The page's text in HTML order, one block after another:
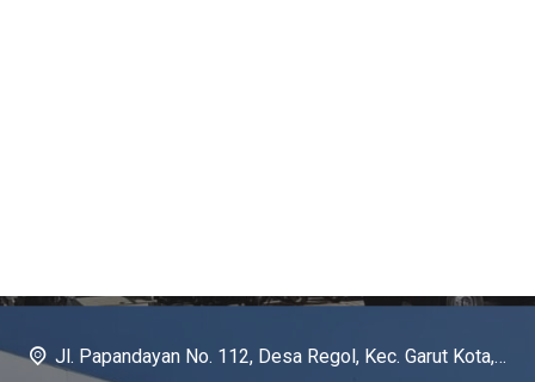
Jl. Papandayan No. 112, Desa Regol, Kec. Garut Kota, Kab. Garut